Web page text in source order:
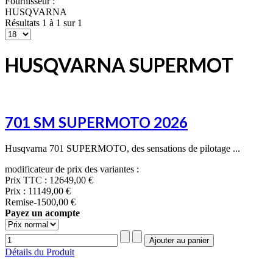
HUSQVARNA
Résultats 1 à 1 sur 1
HUSQVARNA SUPERMOT
701 SM SUPERMOTO 2026
Husqvarna 701 SUPERMOTO, des sensations de pilotage ...
modificateur de prix des variantes :
Prix TTC : 12649,00 €
Prix : 11149,00 €
Remise-1500,00 €
Payez un acompte
Détails du Produit